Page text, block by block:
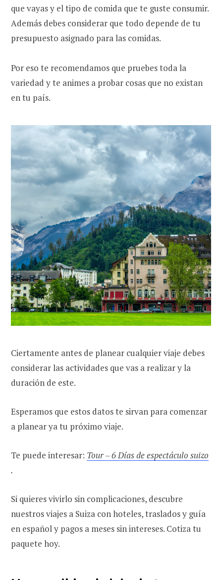
que vayas y el tipo de comida que te guste consumir.
Además debes considerar que todo depende de tu
presupuesto asignado para las comidas.
Por eso te recomendamos que pruebes toda la
variedad y te animes a probar cosas que no existan
en tu país.
Ciertamente antes de planear cualquier viaje debes
considerar las actividades que vas a realizar y la
duración de este.
Esperamos que estos datos te sirvan para comenzar
a planear ya tu próximo viaje.
Te puede interesar: Tour – 6 Días de espectáculo suizo
.
Si quieres vivirlo sin complicaciones, descubre
nuestros viajes a Suiza con hoteles, traslados y guía
en español y pagos a meses sin intereses. Cotiza tu
paquete hoy.